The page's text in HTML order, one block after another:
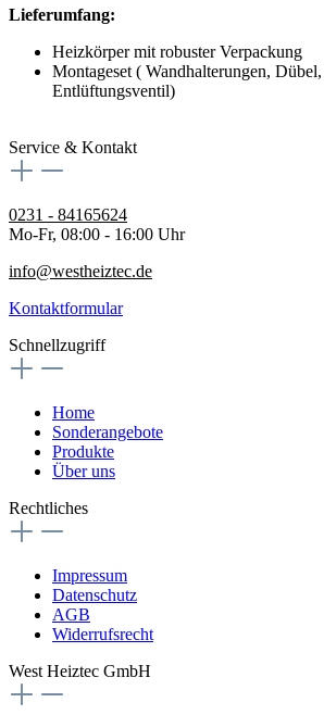
Lieferumfang:
Heizkörper mit robuster Verpackung
Montageset ( Wandhalterungen,
Entlüftungsventil)
Service & Kontakt
0231 - 84165624
Mo-Fr, 08:00 - 16:00 Uhr
info@westheiztec.de
Kontaktformular
Schnellzugriff
Home
Sonderangebote
Produkte
Über uns
Rechtliches
Impressum
Datenschutz
AGB
Widerrufsrecht
West Heiztec GmbH